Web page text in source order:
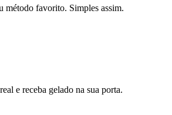
método favorito. Simples assim.
e receba gelado na sua porta.